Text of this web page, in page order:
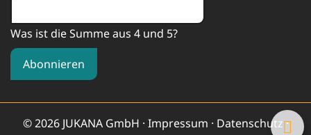
Was ist die Summe aus 4 und 5?
Abonnieren
© 2026 JUKANA GmbH · Impressum · Datenschutz·